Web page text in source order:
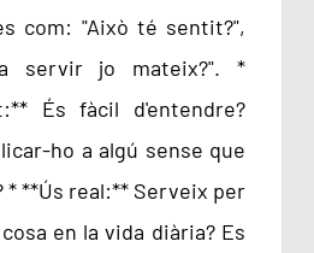
com: "Això té sentit?",
servir jo mateix?". *
És fàcil d'entendre?
ho a algú sense que
* **Ús real:** Serveix per
en la vida diària? Es